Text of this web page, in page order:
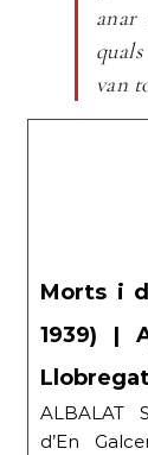
anar
van
Morts i
1939) |
ALBALAT
d’En